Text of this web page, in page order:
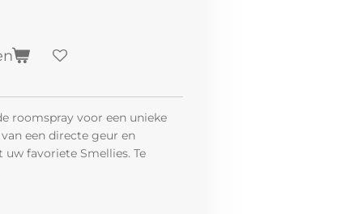
roomspray voor een unieke
een directe geur en
favoriete Smellies. Te